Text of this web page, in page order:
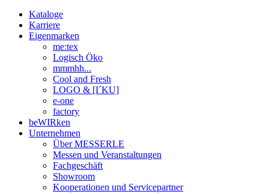
Kataloge
Karriere
Eigenmarken
me:tex
Logisch Öko
mmmhh...
Cool and Fresh
LOGO & [I´KU]
e-one
factory
beWIRken
Unternehmen
Über MESSERLE
Messen und Veranstaltungen
Fachgeschäft
Showroom
Kooperationen und Servicepartner